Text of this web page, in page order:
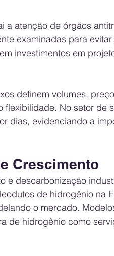
a atenção de órgãos
examinadas para
investimentos em
definem volumes,
No setor de
dias, evidenciando a
Crescimento
e descarbonização
de hidrogênio na
o mercado.
de hidrogênio como